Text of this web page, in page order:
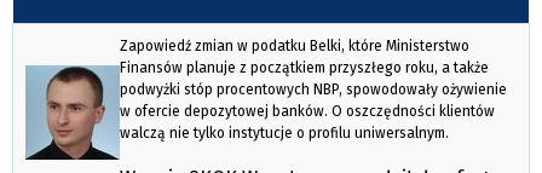
Zapowiedź zmian w podatku Belki, które Ministerstwo
Finansów planuje z początkiem przyszłego roku, a także
podwyżki stóp procentowych NBP, spowodowały ożywienie
w ofercie depozytowej banków. O oszczędności klientów
walczą nie tylko instytucje o profilu uniwersalnym.